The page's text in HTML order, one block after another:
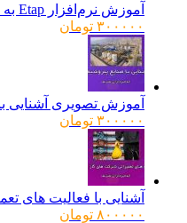
آموزش نرم‌افزار Etap به صورت تصویری
۳۰۰۰۰۰ تومان
آموزش تصویری آشنایی با
۳۰۰۰۰۰ تومان
آشنایی با فعالیت های
۸۰۰۰۰۰ تومان